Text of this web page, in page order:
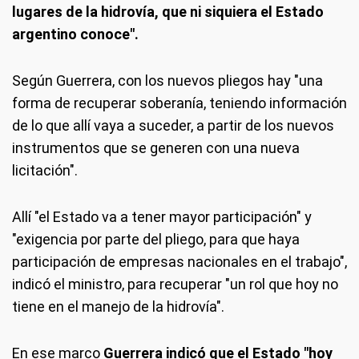
lugares de la hidrovía, que ni siquiera el Estado
argentino conoce".
Según Guerrera, con los nuevos pliegos hay "una
forma de recuperar soberanía, teniendo información
de lo que allí vaya a suceder, a partir de los nuevos
instrumentos que se generen con una nueva
licitación".
Allí "el Estado va a tener mayor participación" y
"exigencia por parte del pliego, para que haya
participación de empresas nacionales en el trabajo",
indicó el ministro, para recuperar "un rol que hoy no
tiene en el manejo de la hidrovía".
En ese marco Guerrera indicó que el Estado "hoy